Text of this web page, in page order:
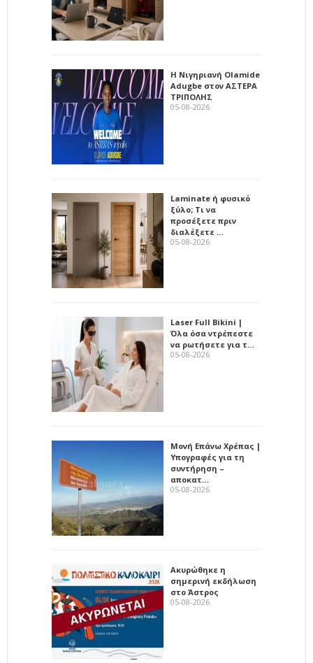
Η Νιγηριανή Olamide
Adugbe στον ΑΣΤΕΡΑ
ΤΡΙΠΟΛΗΣ
05-08-2026
Laminate ή φυσικό
ξύλο; Τι να
προσέξετε πριν
διαλέξετε …
05-08-2026
Laser Full Bikini |
Όλα όσα ντρέπεστε
να ρωτήσετε για τ…
05-08-2026
Μονή Επάνω Χρέπας |
Υπογραφές για τη
συντήρηση –
αποκατ…
05-08-2026
Ακυρώθηκε η
σημερινή εκδήλωση
στο Άστρος
05-08-2026